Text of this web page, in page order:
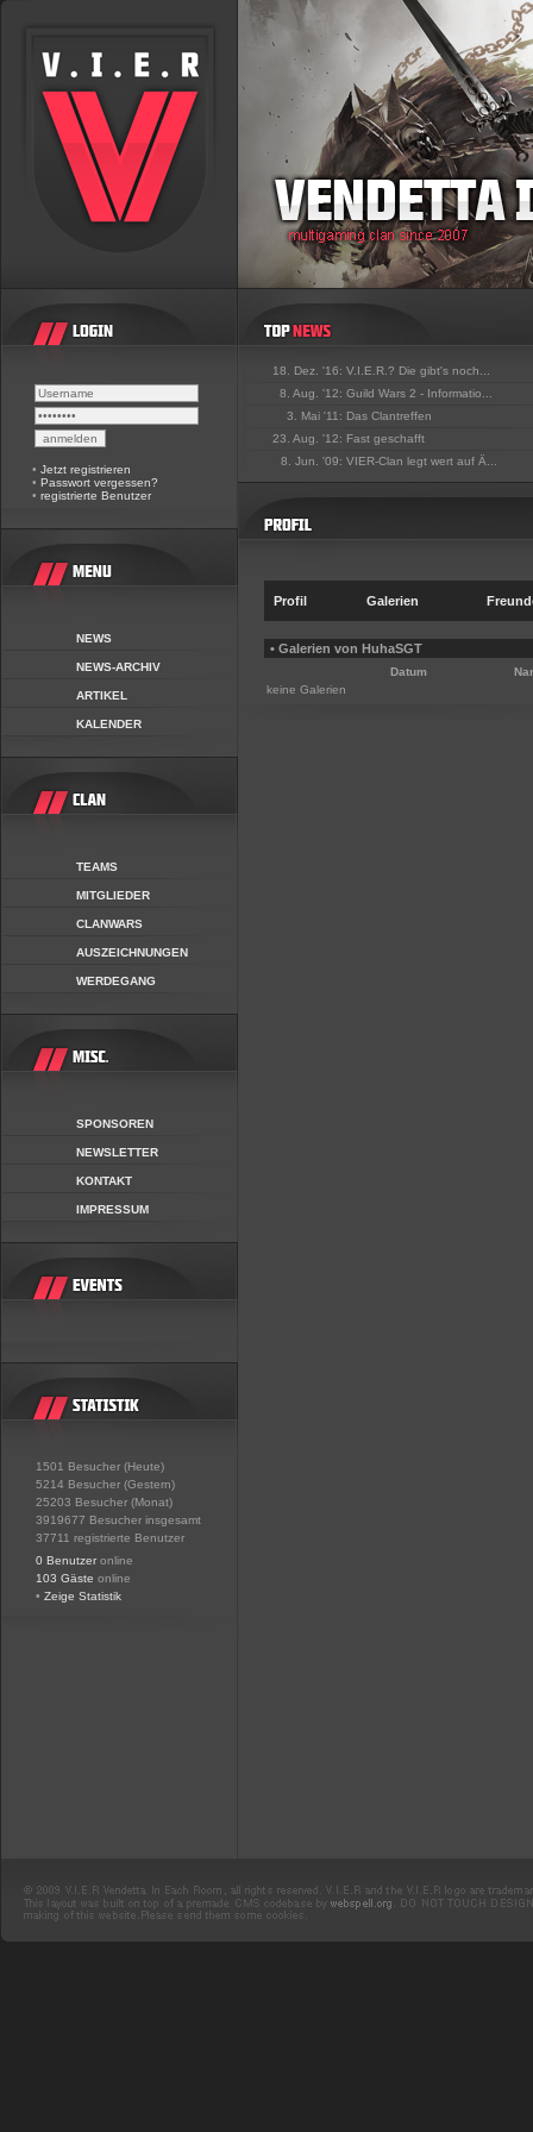
• Jetzt registrieren
• Passwort vergessen?
• registrierte Benutzer
NEWS
NEWS-ARCHIV
ARTIKEL
KALENDER
TEAMS
MITGLIEDER
CLANWARS
AUSZEICHNUNGEN
WERDEGANG
SPONSOREN
NEWSLETTER
KONTAKT
IMPRESSUM
1501 Besucher (Heute)
5214 Besucher (Gestern)
25203 Besucher (Monat)
3919677 Besucher insgesamt
37711 registrierte Benutzer
0 Benutzer online
103 Gäste online
• Zeige Statistik
18. Dez. '16: V.I.E.R.? Die gibt's noch...
8. Aug. '12: Guild Wars 2 - Informatio...
3. Mai '11: Das Clantreffen
23. Aug. '12: Fast geschafft
8. Jun. '09: VIER-Clan legt wert auf Ä...
Profil Galerien
• Galerien von HuhaSGT
Datum
keine Galerien